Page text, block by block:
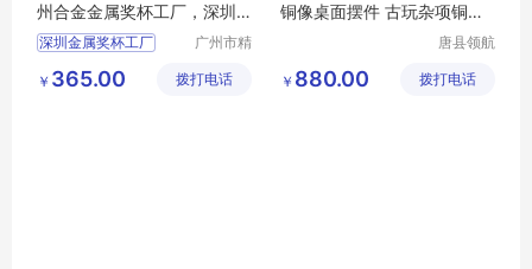
州合金金属奖杯工厂，深圳
公仔奖杯，大型赛事奖杯纪
念盘摆件
深圳金属奖杯工厂
佛山奖杯工厂
广州市精
有限公司
￥ 365.00 拨打电话
铜像桌面摆件 古玩杂项铜雕
唐县领航
￥ 880.00 拨打电话